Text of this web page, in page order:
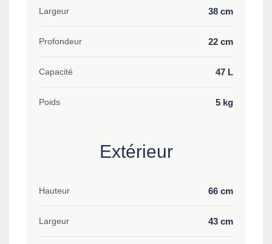
Largeur 38 cm
Profondeur 22 cm
Capacité 47 L
Poids 5 kg
Extérieur
Hauteur 66 cm
Largeur 43 cm